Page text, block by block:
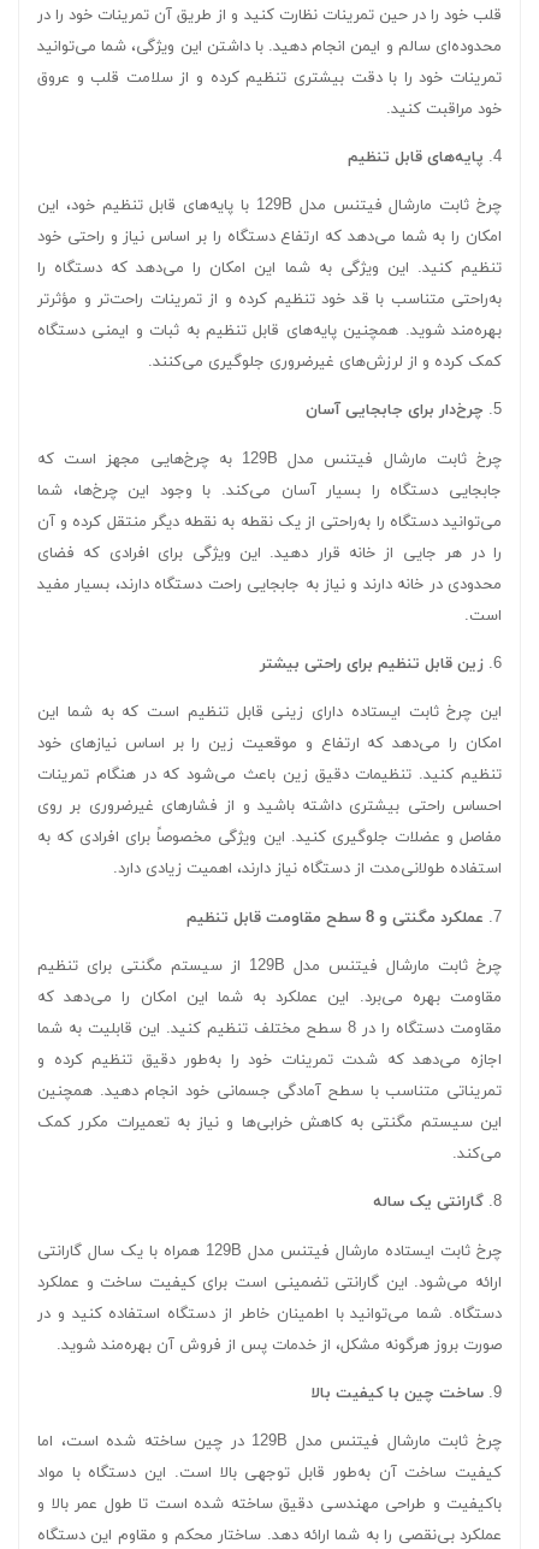
قلب خود را در حین تمرینات نظارت کنید و از طریق آن تمرینات خود را در
محدوده‌ای سالم و ایمن انجام دهید. با داشتن این ویژگی، شما می‌توانید
تمرینات خود را با دقت بیشتری تنظیم کرده و از سلامت قلب و عروق
خود مراقبت کنید.
4. پایه‌های قابل تنظیم
چرخ ثابت مارشال فیتنس مدل 129B با پایه‌های قابل تنظیم خود، این
امکان را به شما می‌دهد که ارتفاع دستگاه را بر اساس نیاز و راحتی خود
تنظیم کنید. این ویژگی به شما این امکان را می‌دهد که دستگاه را
به‌راحتی متناسب با قد خود تنظیم کرده و از تمرینات راحت‌تر و مؤثرتر
بهره‌مند شوید. همچنین پایه‌های قابل تنظیم به ثبات و ایمنی دستگاه
کمک کرده و از لرزش‌های غیرضروری جلوگیری می‌کنند.
5. چرخ‌دار برای جابجایی آسان
چرخ ثابت مارشال فیتنس مدل 129B به چرخ‌هایی مجهز است که
جابجایی دستگاه را بسیار آسان می‌کند. با وجود این چرخ‌ها، شما
می‌توانید دستگاه را به‌راحتی از یک نقطه به نقطه دیگر منتقل کرده و آن
را در هر جایی از خانه قرار دهید. این ویژگی برای افرادی که فضای
محدودی در خانه دارند و نیاز به جابجایی راحت دستگاه دارند، بسیار مفید
است.
6. زین قابل تنظیم برای راحتی بیشتر
این چرخ ثابت ایستاده دارای زینی قابل تنظیم است که به شما این
امکان را می‌دهد که ارتفاع و موقعیت زین را بر اساس نیازهای خود
تنظیم کنید. تنظیمات دقیق زین باعث می‌شود که در هنگام تمرینات
احساس راحتی بیشتری داشته باشید و از فشارهای غیرضروری بر روی
مفاصل و عضلات جلوگیری کنید. این ویژگی مخصوصاً برای افرادی که به
استفاده طولانی‌مدت از دستگاه نیاز دارند، اهمیت زیادی دارد.
7. عملکرد مگنتی و 8 سطح مقاومت قابل تنظیم
چرخ ثابت مارشال فیتنس مدل 129B از سیستم مگنتی برای تنظیم
مقاومت بهره می‌برد. این عملکرد به شما این امکان را می‌دهد که
مقاومت دستگاه را در 8 سطح مختلف تنظیم کنید. این قابلیت به شما
اجازه می‌دهد که شدت تمرینات خود را به‌طور دقیق تنظیم کرده و
تمریناتی متناسب با سطح آمادگی جسمانی خود انجام دهید. همچنین
این سیستم مگنتی به کاهش خرابی‌ها و نیاز به تعمیرات مکرر کمک
می‌کند.
8. گارانتی یک ساله
چرخ ثابت ایستاده مارشال فیتنس مدل 129B همراه با یک سال گارانتی
ارائه می‌شود. این گارانتی تضمینی است برای کیفیت ساخت و عملکرد
دستگاه. شما می‌توانید با اطمینان خاطر از دستگاه استفاده کنید و در
صورت بروز هرگونه مشکل، از خدمات پس از فروش آن بهره‌مند شوید.
9. ساخت چین با کیفیت بالا
چرخ ثابت مارشال فیتنس مدل 129B در چین ساخته شده است، اما
کیفیت ساخت آن به‌طور قابل توجهی بالا است. این دستگاه با مواد
باکیفیت و طراحی مهندسی دقیق ساخته شده است تا طول عمر بالا و
عملکرد بی‌نقصی را به شما ارائه دهد. ساختار محکم و مقاوم این دستگاه